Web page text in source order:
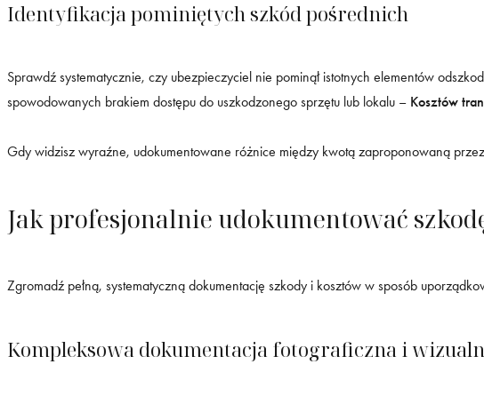
Identyfikacja pominiętych szkód pośrednich
Sprawdź systematycznie, czy ubezpieczyciel nie pominął istotnych elementów
spowodowanych brakiem dostępu do uszkodzonego sprzętu lub lokalu – Kosztów
Gdy widzisz wyraźne, udokumentowane różnice między kwotą zaproponowaną
Jak profesjonalnie udokumentować
Zgromadź pełną, systematyczną dokumentację szkody i kosztów w sposób
Kompleksowa dokumentacja fotograficzna i